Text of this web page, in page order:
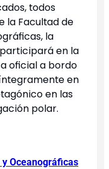
todos
la Facultad de
la
en la
oficial a bordo
en
en las
polar.
y Oceanográficas